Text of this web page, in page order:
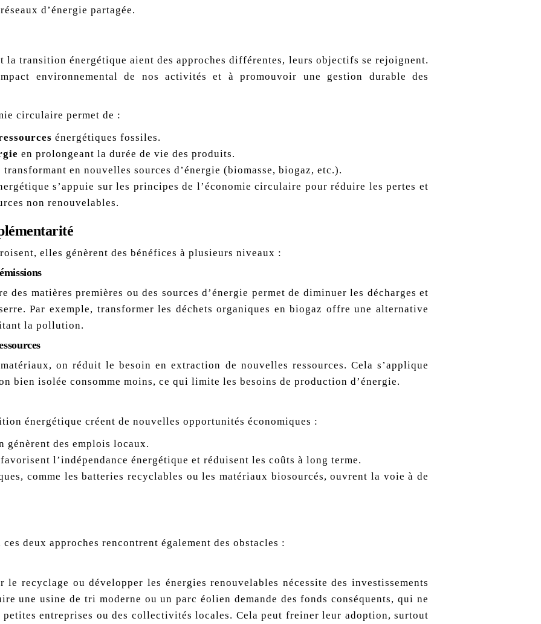
d’énergie partagée.
la transition énergétique aient des approches différentes, leurs objectifs se rejoignent.
environnemental de nos activités et à promouvoir une gestion durable des
circulaire permet de :
énergétiques fossiles.
en prolongeant la durée de vie des produits.
transformant en nouvelles sources d’énergie (biomasse, biogaz, etc.).
s’appuie sur les principes de l’économie circulaire pour réduire les pertes et
non renouvelables.
elles génèrent des bénéfices à plusieurs niveaux :
des matières premières ou des sources d’énergie permet de diminuer les décharges et
Par exemple, transformer les déchets organiques en biogaz offre une alternative
la pollution.
on réduit le besoin en extraction de nouvelles ressources. Cela s’applique
bien isolée consomme moins, ce qui limite les besoins de production d’énergie.
énergétique créent de nouvelles opportunités économiques :
génèrent des emplois locaux.
l’indépendance énergétique et réduisent les coûts à long terme.
comme les batteries recyclables ou les matériaux biosourcés, ouvrent la voie à de
deux approches rencontrent également des obstacles :
recyclage ou développer les énergies renouvelables nécessite des investissements
une usine de tri moderne ou un parc éolien demande des fonds conséquents, qui ne
petites entreprises ou des collectivités locales. Cela peut freiner leur adoption, surtout